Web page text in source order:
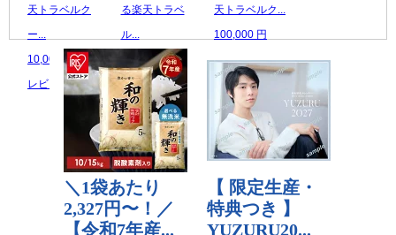
天トラベルク
ー...
10,000 円
レビュー数：0
る楽天トラベ
ル...
100,000 円
レビュー数：0
天トラベルク...
100,000 円
レビュー数：0